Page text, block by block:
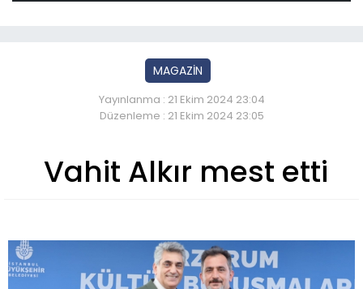
MAGAZİN
Yayınlanma : 21 Ekim 2024 23:04
Düzenleme : 21 Ekim 2024 23:05
Vahit Alkır mest etti